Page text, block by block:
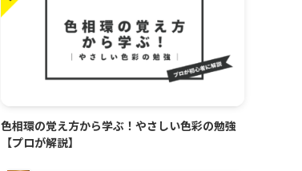
色相環の覚え方から学ぶ！やさしい色彩の勉強
【プロが解説】